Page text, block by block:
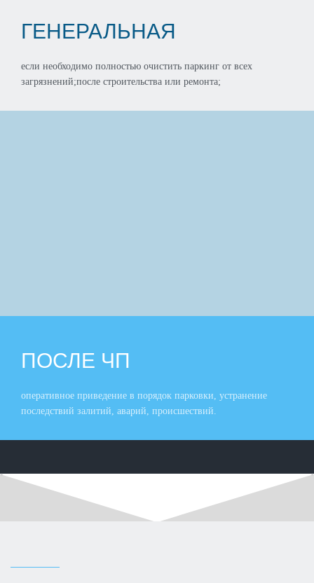
ГЕНЕРАЛЬНАЯ
если необходимо полностью очистить паркинг от всех
загрязнений;после строительства или ремонта;
ПОСЛЕ ЧП
оперативное приведение в порядок парковки, устранение
последствий залитий, аварий, происшествий.